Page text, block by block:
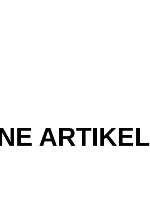
ARTIKEL